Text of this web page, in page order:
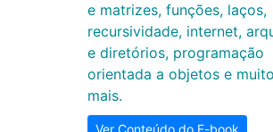
e matrizes, funções, laços,
recursividade, internet,
e diretórios, programação
orientada a objetos e muito
mais.
Ver Conteúdo do E-book